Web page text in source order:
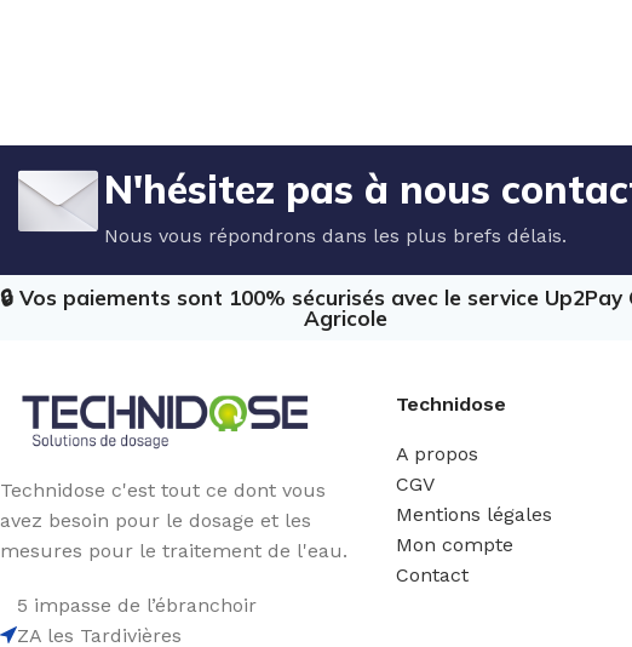
N'hésitez pas à nous
Nous vous répondrons dans les plus brefs délais.
🔒 Vos paiements sont 100% sécurisés avec le service Up2Pay
Agricole
Technidose c'est tout ce dont vous
avez besoin pour le dosage et les
mesures pour le traitement de l'eau.
5 impasse de l’ébranchoir
ZA les Tardivières
Technidose
A propos
CGV
Mentions légales
Mon compte
Contact